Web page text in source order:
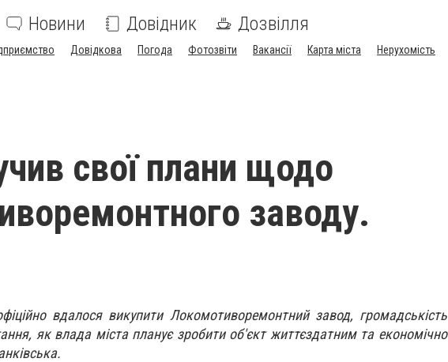
Новини Довідник Дозвілля
Довідкова Погода Фотозвіти Вакансії Карта міста
Нерухомість
свої плани щодо
заводу.
вдалося викупити Локомотиворемонтний завод, громадськість
як влада міста планує зробити об'єкт життєздатним та економічно